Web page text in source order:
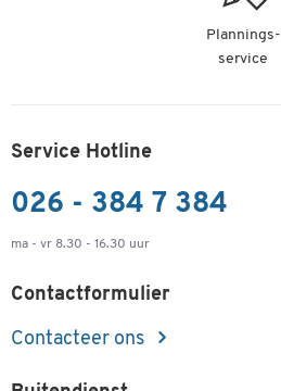
Plannings-
service
Service Hotline
026 - 384 7 384
ma - vr 8.30 - 16.30 uur
Contactformulier
Contacteer ons